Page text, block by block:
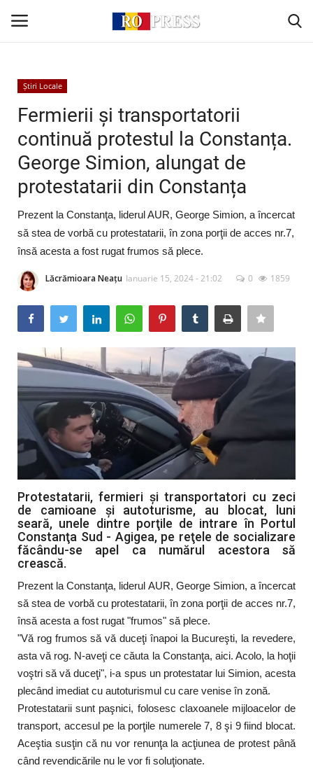
Conectare
Acasă
Intern
Extern
Politică
Socio-Economic
Monden
Sănătate
Turism
Știri Locale
Fermierii şi transportatorii
continuă protestul la Constanța.
George Simion, alungat de
protestatarii din Constanța
Prezent la Constanţa, liderul AUR, George Simion, a încercat
să stea de vorbă cu protestatarii, în zona porţii de acces nr.7,
însă acesta a fost rugat frumos să plece.
Lăcrămioara Neațu Ianuarie 15, 2024 - 21:02 0 1859
Protestatarii, fermieri şi transportatori cu zeci
de camioane şi autoturisme, au blocat, luni
seară, unele dintre porţile de intrare în Portul
Constanţa Sud - Agigea, pe reţele de socializare
făcându-se apel ca numărul acestora să
crească.
Prezent la Constanţa, liderul AUR, George Simion, a încercat
să stea de vorbă cu protestatarii, în zona porţii de acces nr.7,
însă acesta a fost rugat "frumos" să plece.
"Vă rog frumos să vă duceţi înapoi la Bucureşti, la revedere,
asta vă rog. N-aveţi ce căuta la Constanţa, aici. Acolo, la hoţii
voştri să vă duceţi", i-a spus un protestatar lui Simion, acesta
plecând imediat cu autoturismul cu care venise în zonă.
Protestatarii sunt paşnici, folosesc claxoanele mijloacelor de
transport, accesul pe la porţile numerele 7, 8 şi 9 fiind blocat.
Aceştia susţin că nu vor renunţa la acţiunea de protest până
când revendicările nu le vor fi soluţionate.